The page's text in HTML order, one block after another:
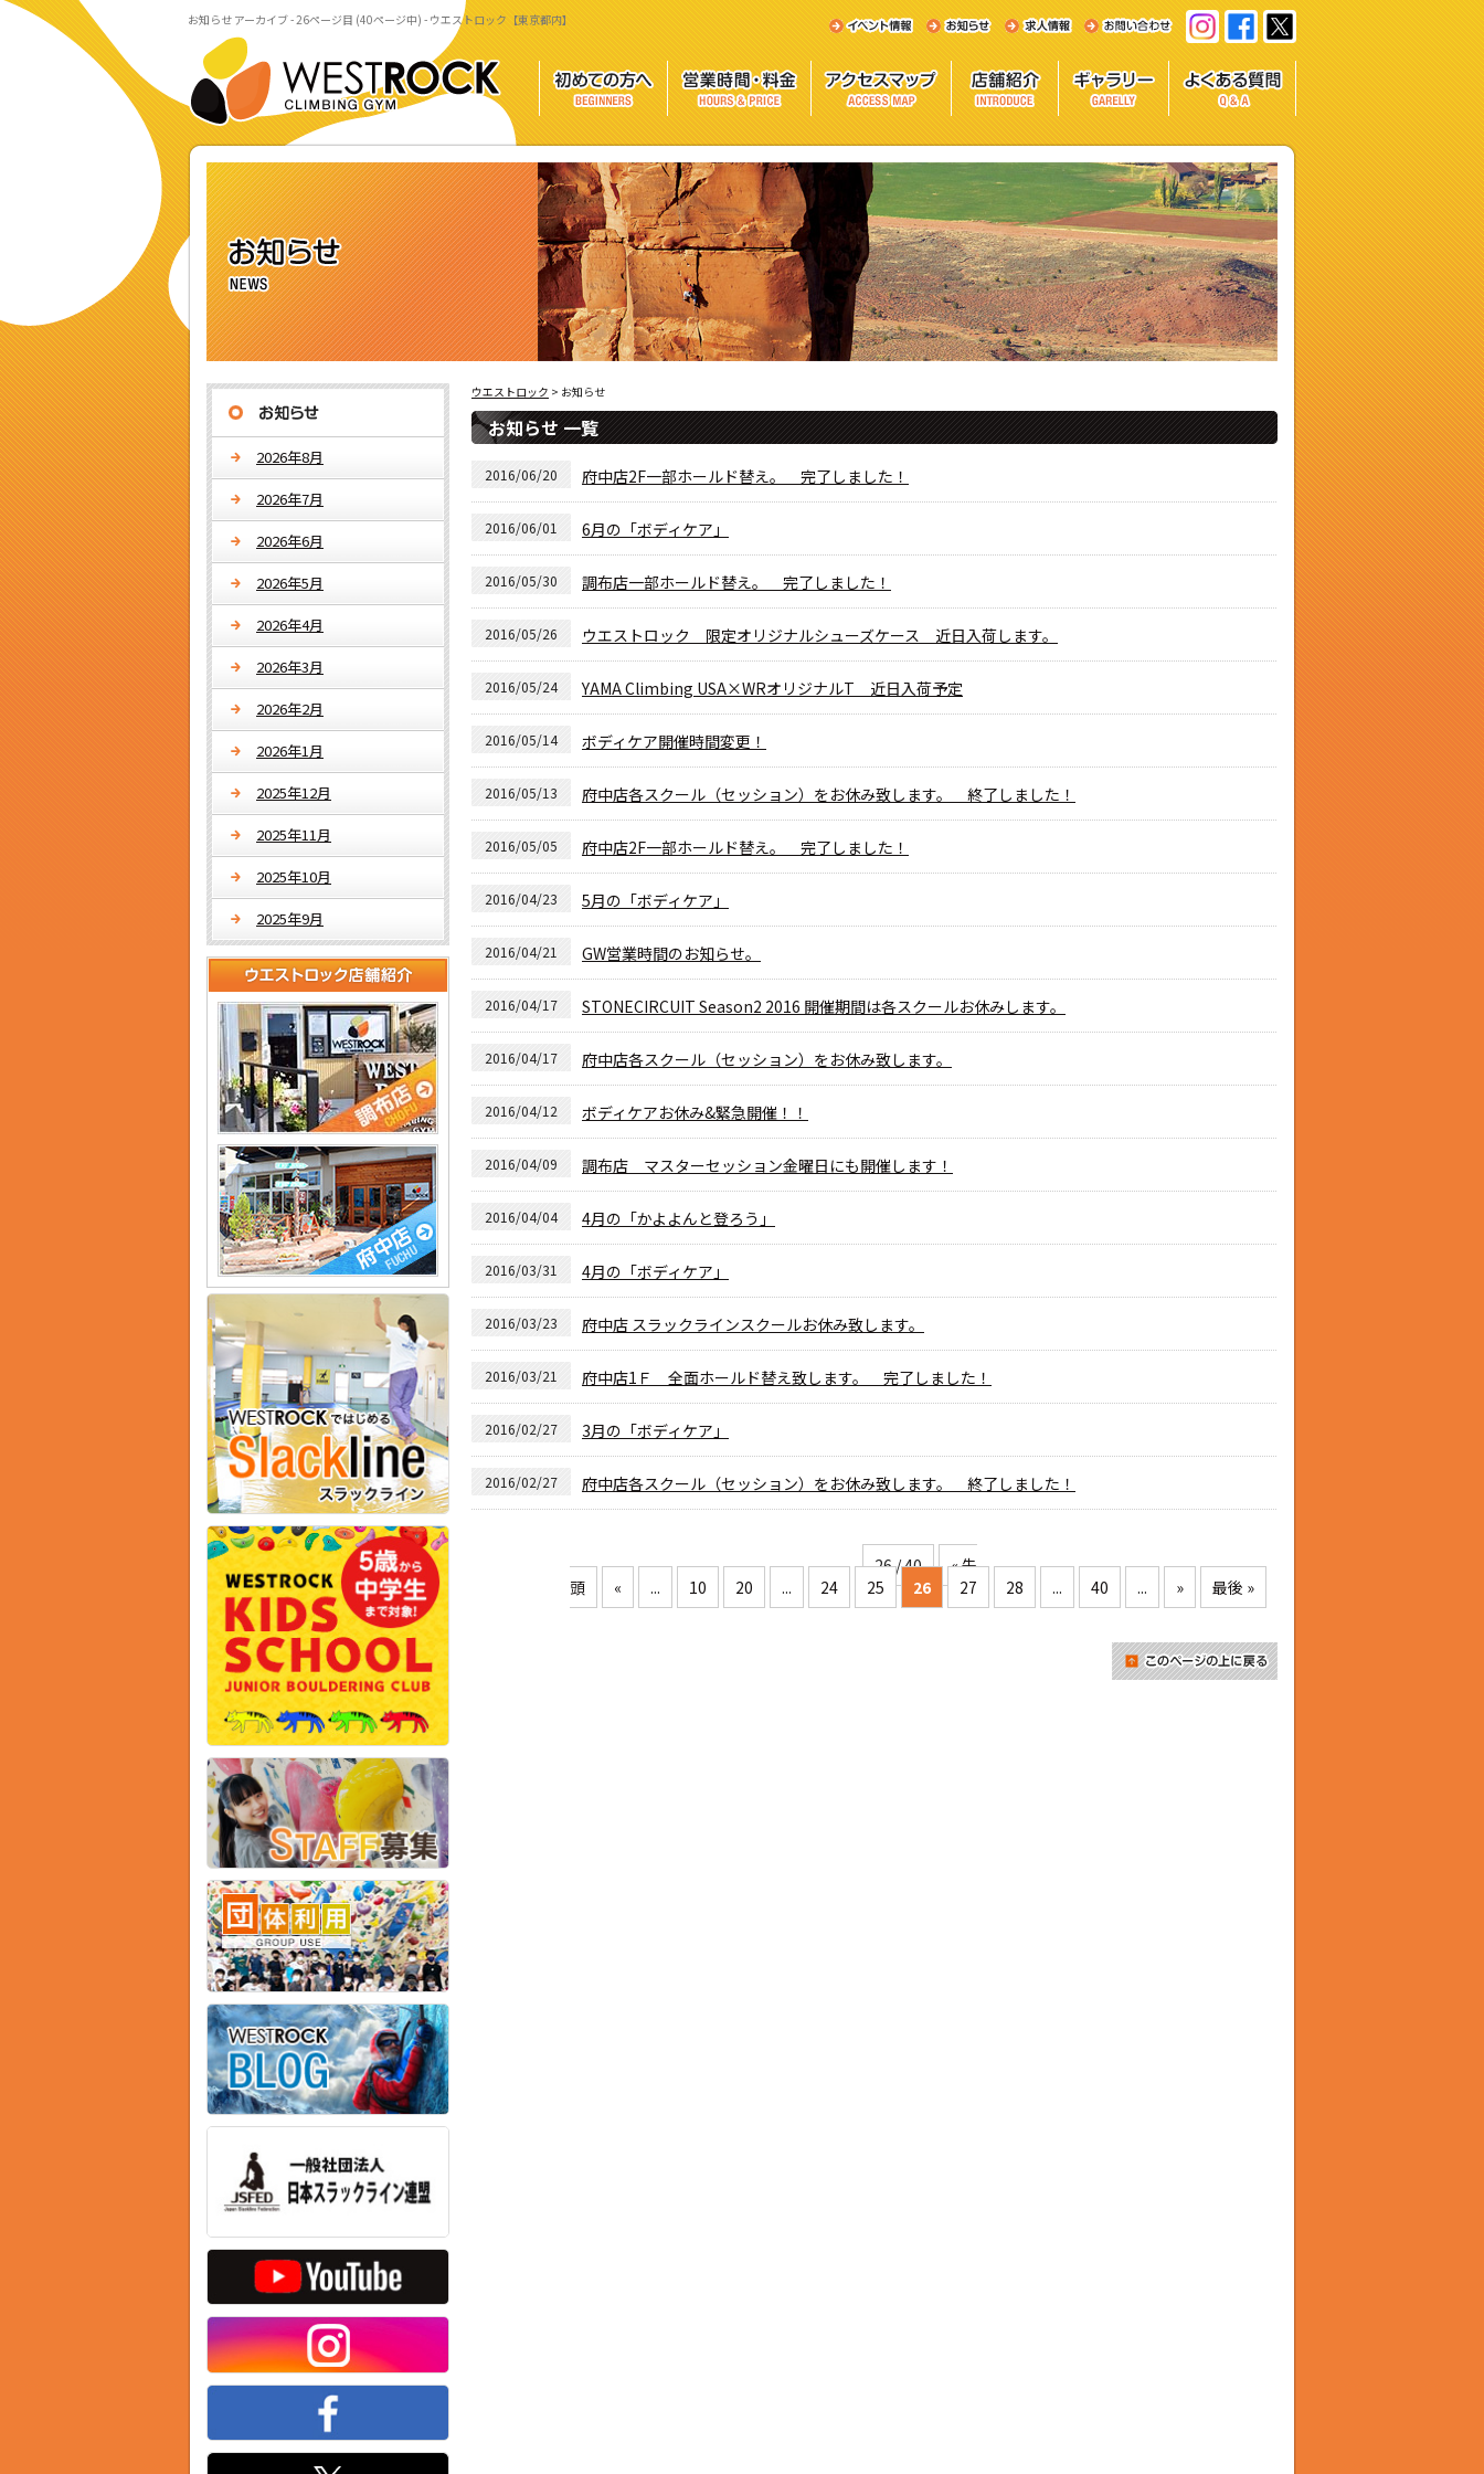
お知らせ アーカイブ - 26ページ目 (40ページ中) - ウエストロック【東京都内】
ウエストロック > お知らせ
お知らせ 一覧
2016/06/20 府中店2F一部ホールド替え。 完了しました！
2016/06/01 6月の「ボディケア」
2016/05/30 調布店一部ホールド替え。 完了しました！
2016/05/26 ウエストロック 限定オリジナルシューズケース 近日入荷します。
2016/05/24 YAMA Climbing USA×WRオリジナルT 近日入荷予定
2016/05/14 ボディケア開催時間変更！
2016/05/13 府中店各スクール（セッション）をお休み致します。 終了しました！
2016/05/05 府中店2F一部ホールド替え。 完了しました！
2016/04/23 5月の「ボディケア」
2016/04/21 GW営業時間のお知らせ。
2016/04/17 STONECIRCUIT Season2 2016 開催期間は各スクールお休みします。
2016/04/17 府中店各スクール（セッション）をお休み致します。
2016/04/12 ボディケアお休み&緊急開催！！
2016/04/09 調布店 マスターセッション金曜日にも開催します！
2016/04/04 4月の「かよよんと登ろう」
2016/03/31 4月の「ボディケア」
2016/03/23 府中店 スラックラインスクールお休み致します。
2016/03/21 府中店1Ｆ 全面ホールド替え致します。 完了しました！
2016/02/27 3月の「ボディケア」
2016/02/27 府中店各スクール（セッション）をお休み致します。 終了しました！
26 / 40
« 先
頭
« ... 10 20 ... 24 25 26 27 28 ... 40 ... » 最後 »
2026年8月
2026年7月
2026年6月
2026年5月
2026年4月
2026年3月
2026年2月
2026年1月
2025年12月
2025年11月
2025年10月
2025年9月